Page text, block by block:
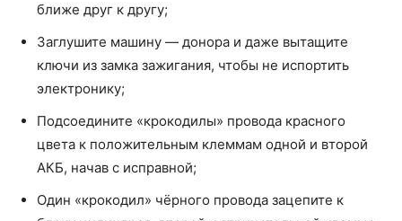
ближе друг к другу;
Заглушите машину — донора и даже вытащите
ключи из замка зажигания, чтобы не испортить
электронику;
Подсоедините «крокодилы» провода красного
цвета к положительным клеммам одной и второй
АКБ, начав с исправной;
Один «крокодил» чёрного провода зацепите к